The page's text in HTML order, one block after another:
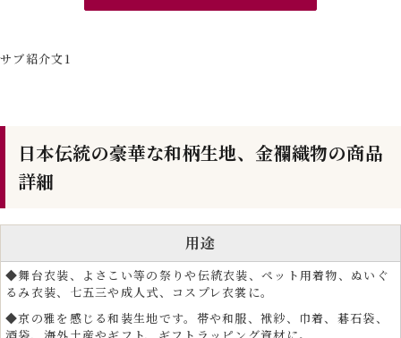
クラフト生地として人気のハンドメイド・手芸用金襴
生地
サブ紹介文1
日本伝統の豪華な和柄生地、金襴織物の商品
詳細
用途
◆舞台衣装、よさこい等の祭りや伝統衣装、ペット用着物、ぬいぐ
るみ衣装、七五三や成人式、コスプレ衣裳に。
◆京の雅を感じる和装生地です。帯や和服、袱紗、巾着、碁石袋、